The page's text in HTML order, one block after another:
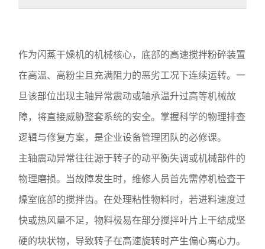
作为闪蒸干燥机的机械核心，底部的高速搅拌粉碎装置
在高温、高粉尘且充满阻力的恶劣工况下连续运转。一
旦该部位出现主轴异常震动或轴承温升过高等机械故
障，将直接威胁整套系统的安全。掌握科学的物理排查
逻辑与修复方案，是企业设备管理团队的必修课。
主轴震动异常往往源于转子的动平衡失调或机械部件的
物理磨损。当故障发生时，维修人员首先需停机检查干
燥室底部的搅拌齿。在处理粘性物料时，若进料速度过
快或热风量不足，物料极易在部分搅拌叶片上干结成坚
硬的块状物，导致转子在高速旋转时产生偏心离心力。